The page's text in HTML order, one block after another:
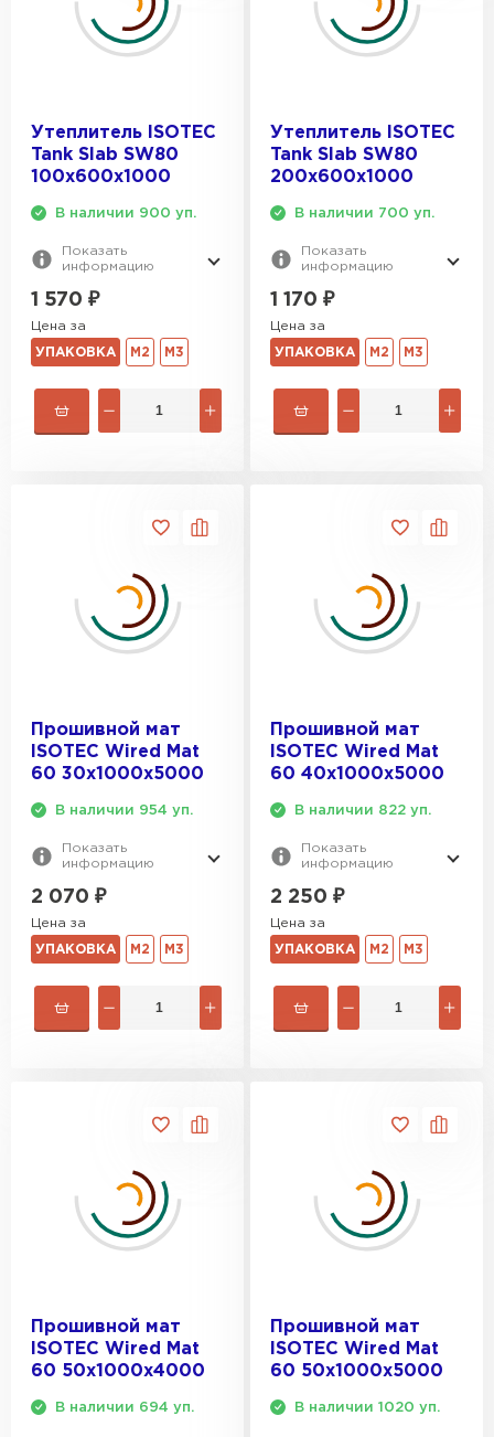
Утеплитель ISOTEC
Tank Slab SW80
100х600х1000
В наличии 900 уп.
Показать
информацию
1 570 ₽
Цена за
УПАКОВКА М2 М3
Утеплитель ISOTEC
Tank Slab SW80
200х600х1000
В наличии 700 уп.
Показать
информацию
1 170 ₽
Цена за
УПАКОВКА М2 М3
Прошивной мат
ISOTEC Wired Mat
60 30х1000х5000
В наличии 954 уп.
Показать
информацию
2 070 ₽
Цена за
УПАКОВКА М2 М3
Прошивной мат
ISOTEC Wired Mat
60 40х1000х5000
В наличии 822 уп.
Показать
информацию
2 250 ₽
Цена за
УПАКОВКА М2 М3
Прошивной мат
ISOTEC Wired Mat
60 50х1000х4000
В наличии 694 уп.
Прошивной мат
ISOTEC Wired Mat
60 50х1000х5000
В наличии 1020 уп.